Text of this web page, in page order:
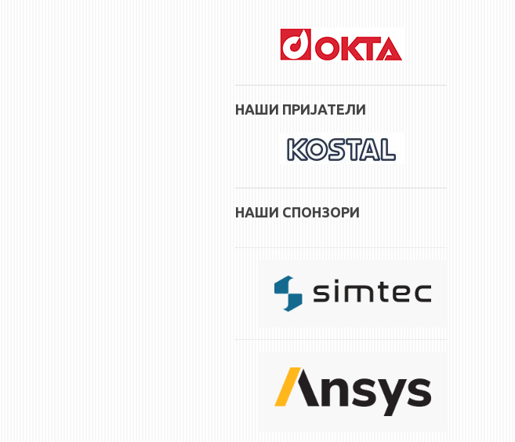
НАШИ ПРИЈАТЕЛИ
НАШИ СПОНЗОРИ